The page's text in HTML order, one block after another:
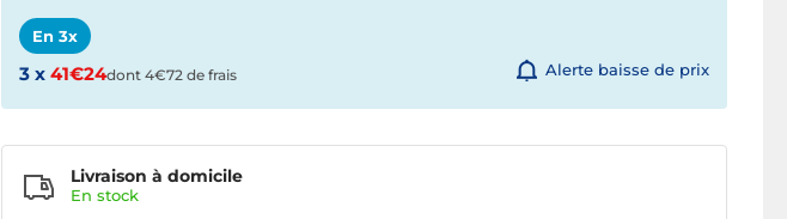
En 3x
3 x 41€24dont 4€72 de frais Alerte baisse de prix
Livraison à domicile
En stock